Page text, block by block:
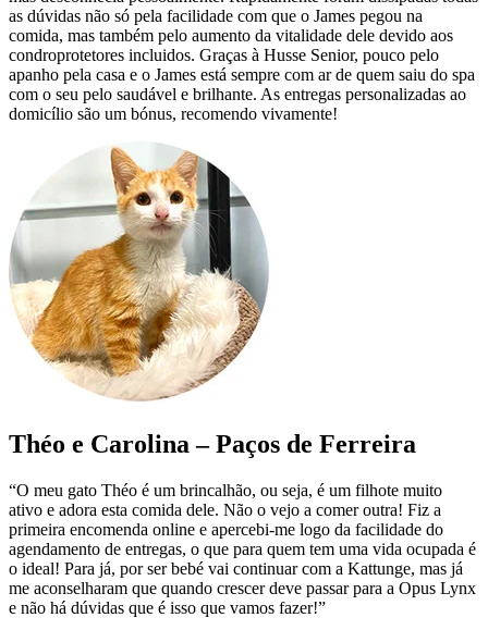
as dúvidas não só pela facilidade com que o James pegou na
comida, mas também pelo aumento da vitalidade dele devido aos
condroprotetores incluidos. Graças à Husse Senior, pouco pelo
apanho pela casa e o James está sempre com ar de quem saiu do spa
com o seu pelo saudável e brilhante. As entregas personalizadas ao
domicílio são um bónus, recomendo vivamente!
Théo e Carolina – Paços de Ferreira
“O meu gato Théo é um brincalhão, ou seja, é um filhote muito
ativo e adora esta comida dele. Não o vejo a comer outra! Fiz a
primeira encomenda online e apercebi-me logo da facilidade do
agendamento de entregas, o que para quem tem uma vida ocupada é
o ideal! Para já, por ser bebé vai continuar com a Kattunge, mas já
me aconselharam que quando crescer deve passar para a Opus Lynx
e não há dúvidas que é isso que vamos fazer!”